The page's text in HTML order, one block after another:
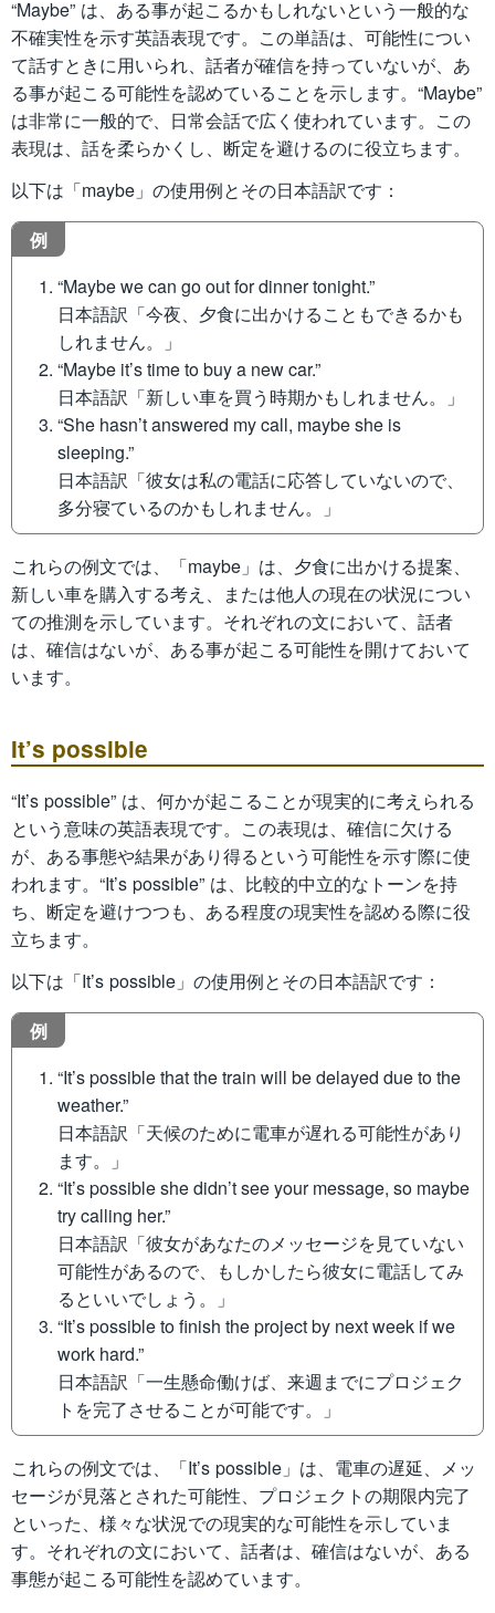
“Maybe” は、ある事が起こるかもしれないという一般的な
不確実性を示す英語表現です。この単語は、可能性につい
て話すときに用いられ、話者が確信を持っていないが、あ
る事が起こる可能性を認めていることを示します。“Maybe”
は非常に一般的で、日常会話で広く使われています。この
表現は、話を柔らかくし、断定を避けるのに役立ちます。
以下は「maybe」の使用例とその日本語訳です：
例
“Maybe we can go out for dinner tonight.”
日本語訳「今夜、夕食に出かけることもできるかも
しれません。」
“Maybe it’s time to buy a new car.”
日本語訳「新しい車を買う時期かもしれません。」
“She hasn’t answered my call, maybe she is
sleeping.”
日本語訳「彼女は私の電話に応答していないので、
多分寝ているのかもしれません。」
これらの例文では、「maybe」は、夕食に出かける提案、
新しい車を購入する考え、または他人の現在の状況につい
ての推測を示しています。それぞれの文において、話者
は、確信はないが、ある事が起こる可能性を開けておいて
います。
It’s possible
“It’s possible” は、何かが起こることが現実的に考えられる
という意味の英語表現です。この表現は、確信に欠ける
が、ある事態や結果があり得るという可能性を示す際に使
われます。“It’s possible” は、比較的中立的なトーンを持
ち、断定を避けつつも、ある程度の現実性を認める際に役
立ちます。
以下は「It’s possible」の使用例とその日本語訳です：
例
“It’s possible that the train will be delayed due to the
weather.”
日本語訳「天候のために電車が遅れる可能性があり
ます。」
“It’s possible she didn’t see your message, so maybe
try calling her.”
日本語訳「彼女があなたのメッセージを見ていない
可能性があるので、もしかしたら彼女に電話してみ
るといいでしょう。」
“It’s possible to finish the project by next week if we
work hard.”
日本語訳「一生懸命働けば、来週までにプロジェク
トを完了させることが可能です。」
これらの例文では、「It’s possible」は、電車の遅延、メッ
セージが見落とされた可能性、プロジェクトの期限内完了
といった、様々な状況での現実的な可能性を示していま
す。それぞれの文において、話者は、確信はないが、ある
事態が起こる可能性を認めています。